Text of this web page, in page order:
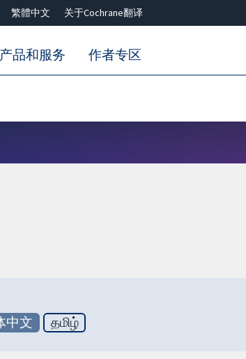
繁體中文 关于Cochrane翻译
产品和服务 作者专区
中文 தமிழ்